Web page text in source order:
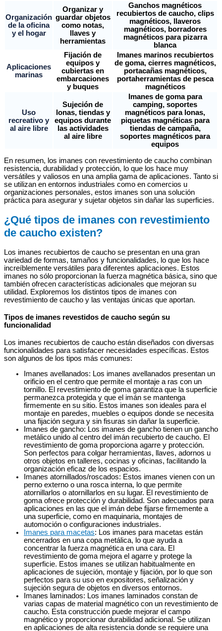
Organización
de la oficina
y el hogar
Organizar y
guardar objetos
como notas,
llaves y
herramientas
Ganchos magnéticos
recubiertos de caucho, clips
magnéticos, llaveros
magnéticos, borradores
magnéticos para pizarra
blanca
Aplicaciones
marinas
Fijación de
equipos y
cubiertas en
embarcaciones
y buques
Imanes marinos recubiertos
de goma, cierres magnéticos,
portacañas magnéticos,
portaherramientas de pesca
magnéticos
Uso
recreativo y
al aire libre
Sujeción de
lonas, tiendas y
equipos durante
las actividades
al aire libre
Imanes de goma para
camping, soportes
magnéticos para lonas,
piquetas magnéticas para
tiendas de campaña,
soportes magnéticos para
equipos
En resumen, los imanes con revestimiento de caucho combinan
resistencia, durabilidad y protección, lo que los hace muy
versátiles y valiosos en una amplia gama de aplicaciones. Tanto si
se utilizan en entornos industriales como en comercios u
organizaciones personales, estos imanes son una solución
práctica para asegurar y sujetar objetos sin dañar las superficies.
¿Qué tipos de imanes con revestimiento
de caucho existen?
Los imanes recubiertos de caucho se presentan en una gran
variedad de formas, tamaños y funcionalidades, lo que los hace
increíblemente versátiles para diferentes aplicaciones. Estos
imanes no sólo proporcionan la fuerza magnética básica, sino que
también ofrecen características adicionales que mejoran su
utilidad. Exploremos los distintos tipos de imanes con
revestimiento de caucho y las ventajas únicas que aportan.
Tipos de imanes revestidos de caucho según su
funcionalidad
Los imanes recubiertos de caucho están diseñados con diversas
funcionalidades para satisfacer necesidades específicas. Estos
son algunos de los tipos más comunes:
Imanes avellanados: Los imanes avellanados presentan un
orificio en el centro que permite el montaje a ras con un
tornillo. El revestimiento de goma garantiza que la superficie
permanezca protegida y que el imán se mantenga
firmemente en su sitio. Estos imanes son ideales para el
montaje en paredes, muebles o equipos donde se necesita
una fijación segura y sin fisuras sin dañar la superficie.
Imanes de gancho: Los imanes de gancho tienen un gancho
metálico unido al centro del imán recubierto de caucho. El
revestimiento de goma proporciona agarre y protección.
Son perfectos para colgar herramientas, llaves, adornos u
otros objetos en talleres, cocinas y oficinas, facilitando la
organización eficaz de los espacios.
Imanes atornillados/roscados: Estos imanes vienen con un
perno externo o una rosca interna, lo que permite
atornillarlos o atornillarlos en su lugar. El revestimiento de
goma ofrece protección y durabilidad. Son adecuados para
aplicaciones en las que el imán debe fijarse firmemente a
una superficie, como en maquinaria, montajes de
automoción o configuraciones industriales.
Imanes para macetas: Los imanes para macetas están
encerrados en una copa metálica, lo que ayuda a
concentrar la fuerza magnética en una cara. El
revestimiento de goma mejora el agarre y protege la
superficie. Estos imanes se utilizan habitualmente en
aplicaciones de sujeción, montaje y fijación, por lo que son
perfectos para su uso en expositores, señalización y
sujeción segura de objetos en diversos entornos.
Imanes laminados: Los imanes laminados constan de
varias capas de material magnético con un revestimiento de
caucho. Esta construcción puede mejorar el campo
magnético y proporcionar durabilidad adicional. Se utilizan
en aplicaciones de alta resistencia donde se requiere una